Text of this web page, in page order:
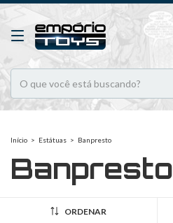
Início > Estátuas > Banpresto
Banpresto
ORDENAR